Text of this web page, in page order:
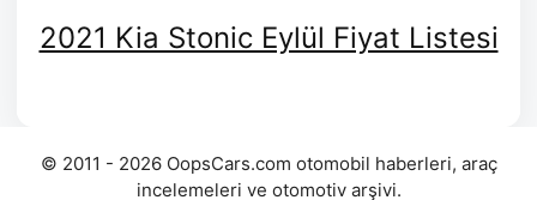
2021 Kia Stonic Eylül Fiyat Listesi
© 2011 - 2026 OopsCars.com otomobil haberleri, araç
incelemeleri ve otomotiv arşivi.